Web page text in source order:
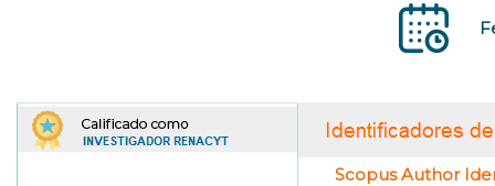
Scopus Author